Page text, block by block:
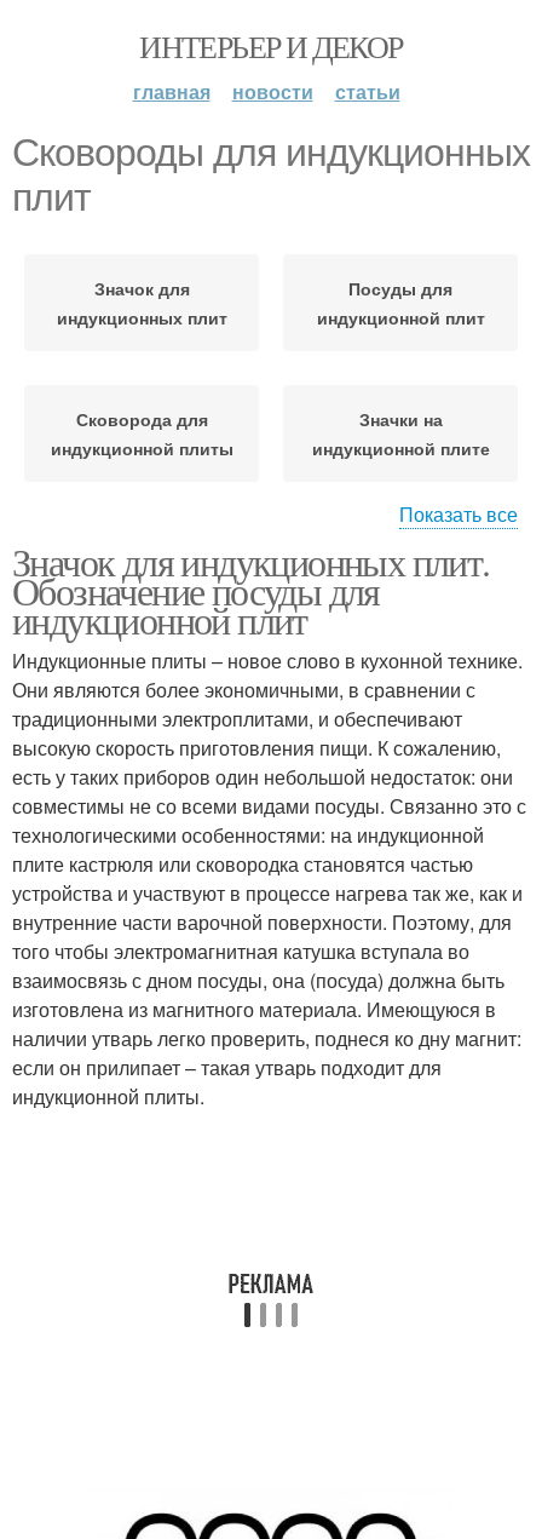
ИНТЕРЬЕР И ДЕКОР
главная новости статьи
Сковороды для индукционных
плит
Значок для
индукционных плит
Посуды для
индукционной плит
Сковорода для
индукционной плиты
Значки на
индукционной плите
Индукционный значок
индукционной посуды
Посуда для
индукционной плиты
Индукционная плита
Сковорода для разных
задач
Блины на индукционной
электроплите
Утятницы для новой
плиты
Индукционная посуда
Показать все
Значок для индукционных плит.
Обозначение посуды для
индукционной плит
Индукционные плиты – новое слово в кухонной технике.
Они являются более экономичными, в сравнении с
традиционными электроплитами, и обеспечивают
высокую скорость приготовления пищи. К сожалению,
есть у таких приборов один небольшой недостаток: они
совместимы не со всеми видами посуды. Связанно это с
технологическими особенностями: на индукционной
плите кастрюля или сковородка становятся частью
устройства и участвуют в процессе нагрева так же, как и
внутренние части варочной поверхности. Поэтому, для
того чтобы электромагнитная катушка вступала во
взаимосвязь с дном посуды, она (посуда) должна быть
изготовлена из магнитного материала. Имеющуюся в
наличии утварь легко проверить, поднеся ко дну магнит:
если он прилипает – такая утварь подходит для
индукционной плиты.